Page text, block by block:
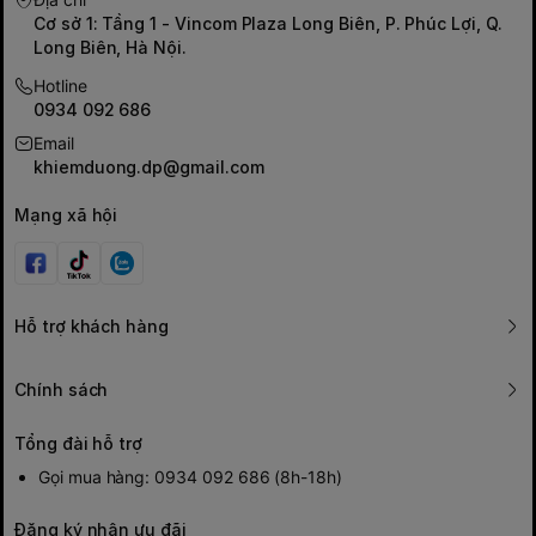
Cơ sở 1: Tầng 1 - Vincom Plaza Long Biên, P. Phúc Lợi, Q.
Long Biên, Hà Nội.
Hotline
0934 092 686
Email
khiemduong.dp@gmail.com
Mạng xã hội
Hỗ trợ khách hàng
Chính sách
Tổng đài hỗ trợ
Gọi mua hàng: 0934 092 686 (8h-18h)
Đăng ký nhận ưu đãi